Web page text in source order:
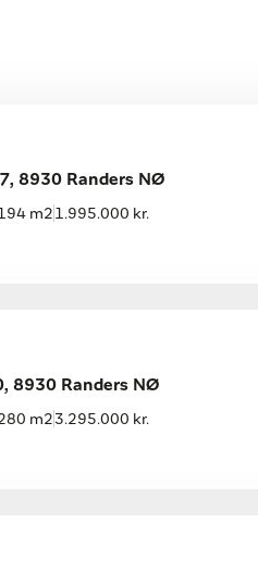
8930 Randers NØ
m2 1.995.000 kr.
8930 Randers NØ
m2 3.295.000 kr.